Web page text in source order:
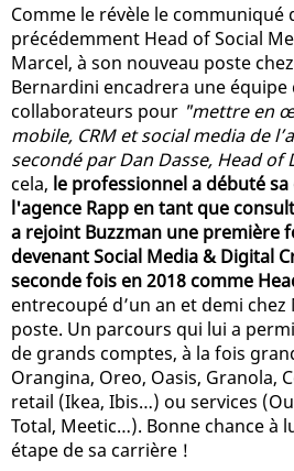
Comme le révèle le communiqué
précédemment Head of Social
Marcel, à son nouveau poste chez
Bernardini encadrera une équipe
collaborateurs pour "mettre en
mobile, CRM et social media de
secondé par Dan Dasse, Head
cela, le professionnel a débuté
l'agence Rapp en tant que
a rejoint Buzzman une première
devenant Social Media & Digital
seconde fois en 2018 comme
entrecoupé d’un an et demi
poste. Un parcours qui lui a
de grands comptes, à la fois
Orangina, Oreo, Oasis, Granola,
retail (Ikea, Ibis…) ou services
Total, Meetic…). Bonne chance à
étape de sa carrière !